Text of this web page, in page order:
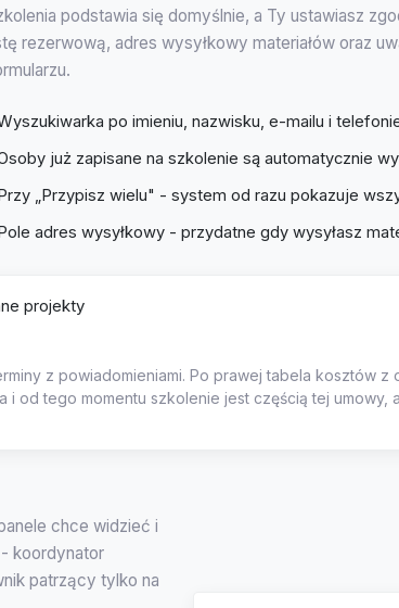
podstawia się domyślnie, a Ty ustawiasz
rezerwową, adres wysyłkowy materiałów oraz
po imieniu, nazwisku, e-mailu i
już zapisane na szkolenie są automatycznie
„Przypisz wielu" - system od razu pokazuje
adres wysyłkowy - przydatne gdy wysyłasz
z powiadomieniami. Po prawej tabela kosztów z
od tego momentu szkolenie jest częścią tej umowy,
chce widzieć i
koordynator
patrzący tylko na